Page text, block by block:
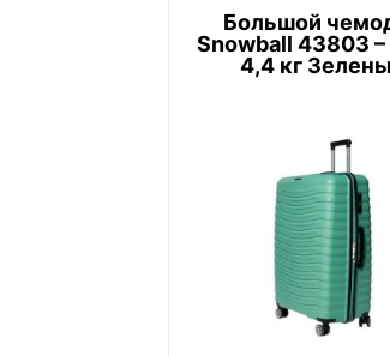
Большой
Snowball 43803 –
4,4 кг